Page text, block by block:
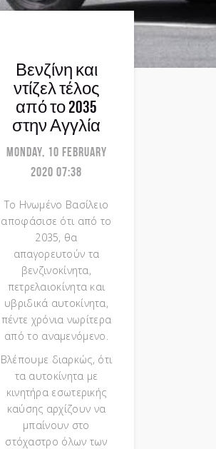
Βενζίνη και
ντίζελ τέλος
από το 2035
στην Αγγλία
Monday, 10 February
2020 07:38
Το Ηνωμένο Βασίλειο
αποφάσισε ότι από το
2035, θα
απαγορευτούν τα
βενζινοκίνητα,
πετρελαιοκίνητα και
υβριδικά αυτοκίνητα,
πέντε χρόνια νωρίτερα
από το αναμενόμενο.
Βλέπουμε διαρκώς, ότι
τα αυτοκίνητα με
κινητήρα εσωτερικής
καύσης αρχίζουν να
μπαίνουν στο
στόχαστρο όλων των